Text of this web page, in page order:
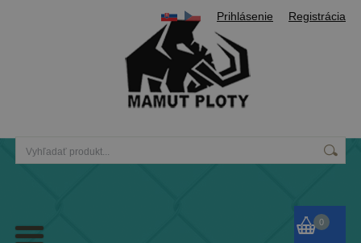
Prihlásenie Registrácia
0